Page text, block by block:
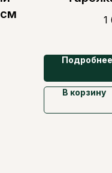
1
В корзину